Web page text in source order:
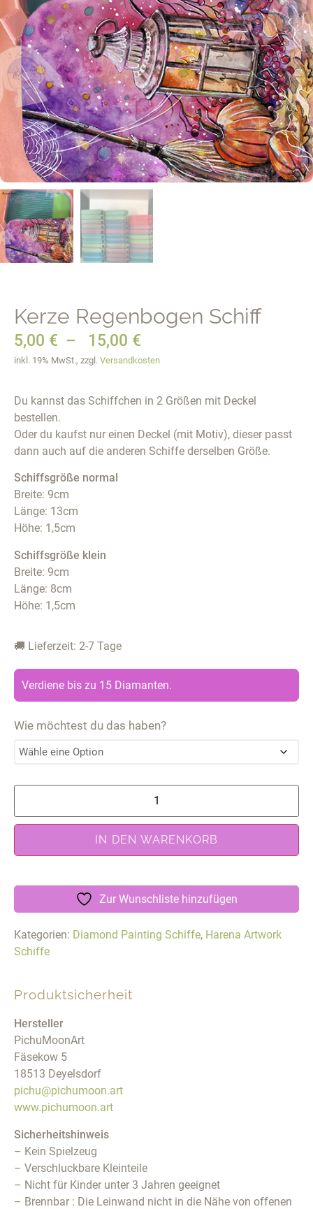
Kerze Regenbogen Schiff
5,00 € – 15,00 €
inkl. 19% MwSt., zzgl. Versandkosten
Du kannst das Schiffchen in 2 Größen mit Deckel
bestellen.
Oder du kaufst nur einen Deckel (mit Motiv), dieser passt
dann auch auf die anderen Schiffe derselben Größe.
Schiffsgröße normal
Breite: 9cm
Länge: 13cm
Höhe: 1,5cm
Schiffsgröße klein
Breite: 9cm
Länge: 8cm
Höhe: 1,5cm
🚚 Lieferzeit: 2-7 Tage
Verdiene bis zu 15 Diamanten.
Wie möchtest du das haben?
IN DEN WARENKORB
Zur Wunschliste hinzufügen
Kategorien: Diamond Painting Schiffe, Harena Artwork
Schiffe
Produktsicherheit
Hersteller
PichuMoonArt
Fäsekow 5
18513 Deyelsdorf
pichu@pichumoon.art
www.pichumoon.art
Sicherheitshinweis
– Kein Spielzeug
– Verschluckbare Kleinteile
– Nicht für Kinder unter 3 Jahren geeignet
– Brennbar : Die Leinwand nicht in die Nähe von offenen